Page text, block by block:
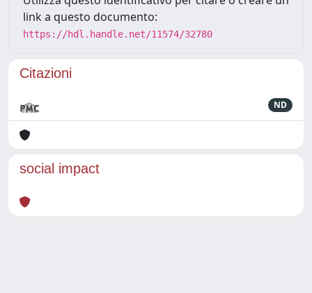
link a questo documento:
https://hdl.handle.net/11574/32780
Citazioni
ND
social impact